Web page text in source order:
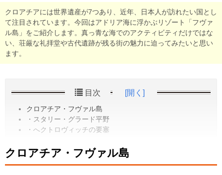
クロアチアには世界遺産が7つあり、近年、日本人が訪れたい国とし
て注目されています。今回はアドリア海に浮かぶリゾート「フヴァ
ル島」をご紹介します。真っ青な海でのアクティビティだけではな
い、荘厳な礼拝堂や古代遺跡が残る街の魅力に迫ってみたいと思い
ます。
目次 [開く]
クロアチア・フヴァル島
・スタリー・グラード平野
・へクトロヴィッチの要塞
クロアチア・フヴァル島